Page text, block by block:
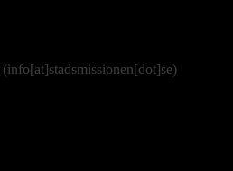
(info[at]stadsmissionen[dot]se)